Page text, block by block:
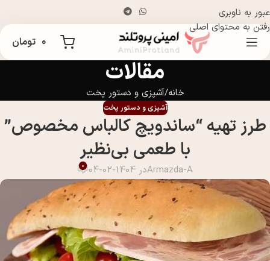
عبور به ناوبری
رفتن به محتوای اصلی
۰ تومان
مقالات
خانه آشپزی و دستور پخت
آشپزی و دستور پخت
طرز تهیه “ساندویچ کالباس مخصوص”
با طعمی بی‌نظیر
Armazda-Aدر 1404-02-04 0